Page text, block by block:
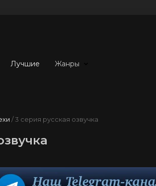
Лучшие Жанры
/ 3 серия русская озвучка